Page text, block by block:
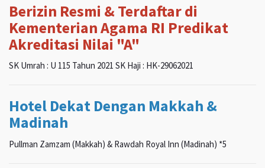
Berizin Resmi & Terdaftar di
Kementerian Agama RI Predikat
Akreditasi Nilai "A"
SK Umrah : U 115 Tahun 2021 SK Haji : HK-29062021
Hotel Dekat Dengan Makkah &
Madinah
Pullman Zamzam (Makkah) & Rawdah Royal Inn (Madinah) *5